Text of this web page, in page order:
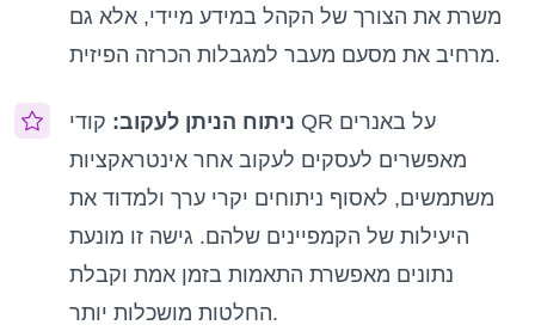
משרת את הצורך של הקהל במידע מיידי, אלא גם
מרחיב את מסעם מעבר למגבלות הכרזה הפיזית.
ניתוח הניתן לעקוב: קודי QR על באנרים
מאפשרים לעסקים לעקוב אחר אינטראקציות
משתמשים, לאסוף ניתוחים יקרי ערך ולמדוד את
היעילות של הקמפיינים שלהם. גישה זו מונעת
נתונים מאפשרת התאמות בזמן אמת וקבלת
החלטות מושכלות יותר.